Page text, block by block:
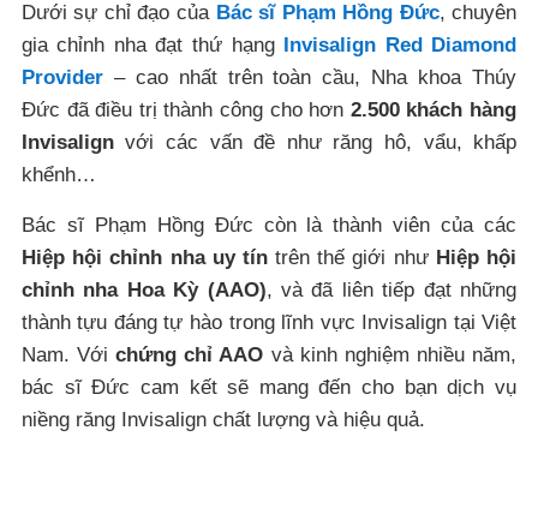
Dưới sự chỉ đạo của Bác sĩ Phạm Hồng Đức, chuyên
gia chỉnh nha đạt thứ hạng
Invisalign Red Diamond
Provider– cao nhất trên toàn cầu, Nha khoa Thúy
Đức đã điều trị thành công cho hơn 2.500 khách hàng
Invisalignvới các vấn đề như răng hô, vẩu, khấp
khểnh…
Bác sĩ Phạm Hồng Đức còn là thành viên của các
Hiệp hội chỉnh nha uy tíntrên thế giới như Hiệp hội
chỉnh nha Hoa Kỳ (AAO), và đã liên tiếp đạt những
thành tựu đáng tự hào trong lĩnh vực Invisalign tại Việt
Nam. Vớichứng chỉ AAO và kinh nghiệm nhiều năm,
bác sĩ Đức cam kết sẽ mang đến cho bạn dịch vụ
niềng răng Invisalign chất lượng và hiệu quả.